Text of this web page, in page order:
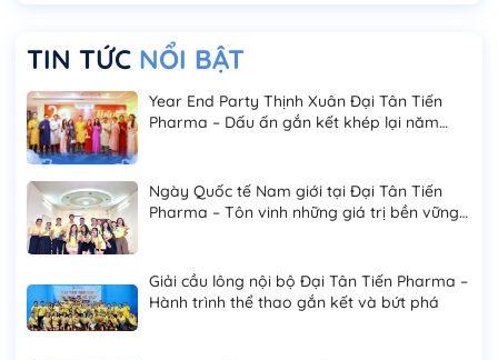
TIN TỨC NỔI BẬT
Year End Party Thịnh Xuân Đại Tân Tiến
Pharma – Dấu ấn gắn kết khép lại năm
Ngày Quốc tế Nam giới tại Đại Tân Tiến
Pharma – Tôn vinh những giá trị bền vững
Giải cầu lông nội bộ Đại Tân Tiến Pharma –
Hành trình thể thao gắn kết và bứt phá